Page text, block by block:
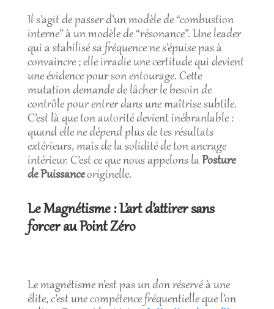
Il s’agit de passer d’un modèle de “combustion
interne” à un modèle de “résonance”. Une leader
qui a stabilisé sa fréquence ne s’épuise pas à
convaincre ; elle irradie une certitude qui devient
une évidence pour son entourage. Cette
mutation demande de lâcher le besoin de
contrôle pour entrer dans une maîtrise subtile.
C’est là que ton autorité devient inébranlable :
quand elle ne dépend plus de tes résultats
extérieurs, mais de la solidité de ton ancrage
intérieur. C’est ce que nous appelons laPosture
de Puissanceoriginelle.
Le Magnétisme : L’art d’attirer sans
forcer au Point Zéro
Le magnétisme n’est pas un don réservé à une
élite, c’est une compétence fréquentielle que l’on